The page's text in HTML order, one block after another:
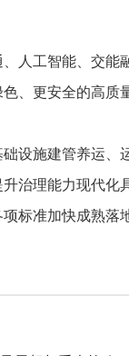
人工智能、交能
、更安全的高质
设施建管养运、
治理能力现代化
标准加快成熟落